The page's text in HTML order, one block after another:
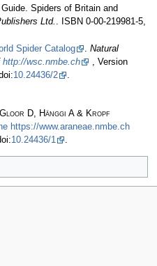
Spiders of Britain and
Ltd.
. ISBN 0-00-219981-5,
Spider Catalog . Natural
http://wsc.nmbe.ch
, Version
10.24436/2 .
D, Hänggi A & Kropf
https://www.araneae.nmbe.ch
10.24436/1 .